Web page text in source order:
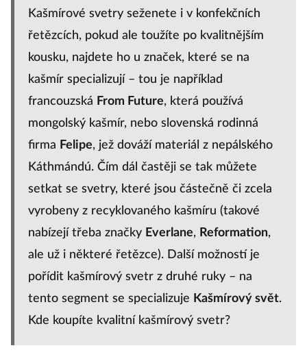
Kašmírové svetry seženete i v konfekčních
řetězcích, pokud ale toužíte po kvalitnějším
kousku, najdete ho u značek, které se na
kašmír specializují – tou je například
francouzská From Future, která používá
mongolský kašmír, nebo slovenská rodinná
firma Felipe, jež dováží materiál z nepálského
Káthmándú. Čím dál častěji se tak můžete
setkat se svetry, které jsou částečně či zcela
vyrobeny z recyklovaného kašmíru (takové
nabízejí třeba značky Everlane, Reformation,
ale už i některé řetězce). Další možností je
pořídit kašmírový svetr z druhé ruky – na
tento segment se specializuje Kašmírový svět.
Kde koupíte kvalitní kašmírový svetr?